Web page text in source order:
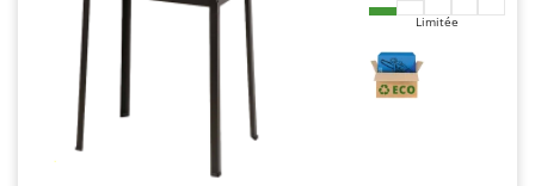
Stiga
Stocker
Sunseeker
Tecla
Limitée